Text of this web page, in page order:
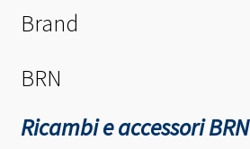
Brand
BRN
Ricambi e accessori